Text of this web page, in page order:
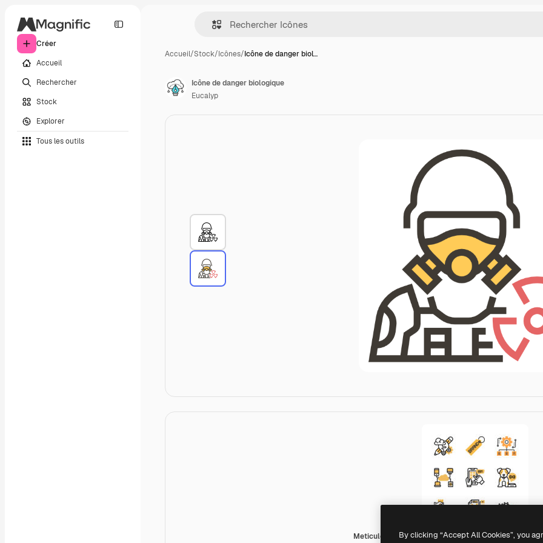
Créer
Accueil
Rechercher
Stock
Explorer
Tous les outils
Accueil/Stock/Icônes/Icône de danger biol…
Meticulous Yellow shadow
Icône de danger biologique
Eucalyp
By clicking “Accept All Cookies”, you